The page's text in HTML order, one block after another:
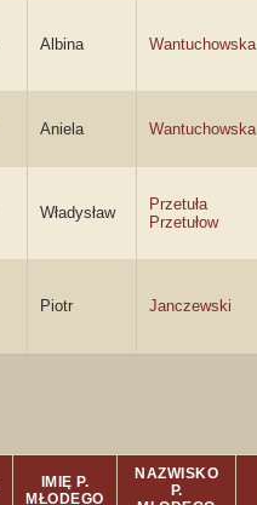
Albina Wantuchowska
Aniela Wantuchowska
Władysław
Przetuła
Przetułow
Piotr Janczewski
IMIĘ P.
MŁODEGO
NAZWISKO
P.